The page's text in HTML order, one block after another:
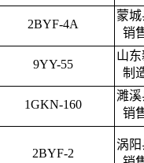
2BYF-4A
蒙
销
9YY-55
山
制
1GKN-160
濉
销
2BYF-2
涡